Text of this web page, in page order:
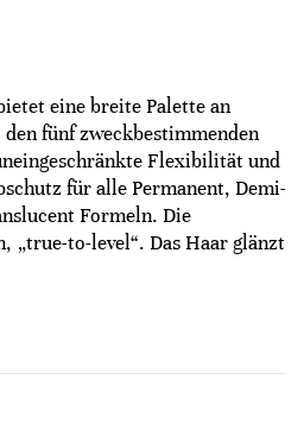
eine breite Palette an
fünf zweckbestimmenden
Flexibilität und
für alle Permanent, Demi-
Formeln. Die
„true-to-level“. Das Haar glänzt